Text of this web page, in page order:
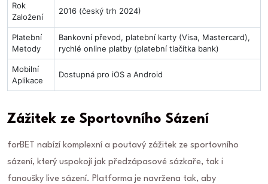
Rok
Založení
2016 (český trh 2024)
Platební
Metody
Bankovní převod, platební karty (Visa, Mastercard),
rychlé online platby (platební tlačítka bank)
Mobilní
Aplikace
Dostupná pro iOS a Android
Zážitek ze Sportovního Sázení
forBET nabízí komplexní a poutavý zážitek ze sportovního
sázení, který uspokojí jak předzápasové sázkaře, tak i
fanoušky live sázení. Platforma je navržena tak, aby